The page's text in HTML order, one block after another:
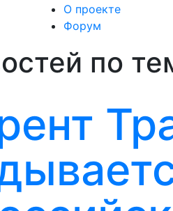
О проекте
Форум
по